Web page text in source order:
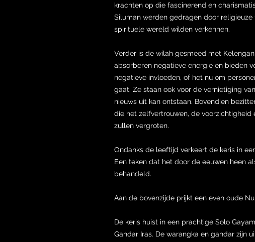
krachten op die fascinerend en
Siluman werden gedragen door
spirituele wereld wilden verkennen.
Verder is de wilah gesmeed met
absorberen negatieve energie en bieden
negatieve invloeden, of het nu om
gaat. Ze staan ook voor de vernietiging
nieuws uit kan ontstaan. Bovendien
die het zelfvertrouwen, de
zullen vergroten.
Ondanks de leeftijd verkeert de keris in
Een teken dat het door de eeuwen heen
behandeld.
Aan de bovenzijde prijkt een even oude
De keris huist in een prachtige Solo
Gandar Iras. De warangka en gandar zijn